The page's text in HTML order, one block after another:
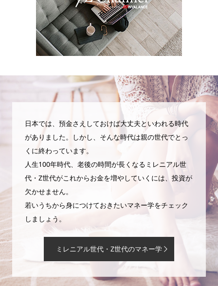
日本では、預金さえしておけば大丈夫といわれる時代
がありました。しかし、そんな時代は親の世代でとっ
くに終わっています。
人生100年時代、老後の時間が長くなるミレニアル世
代・Z世代がこれからお金を増やしていくには、投資が
欠かせません。
若いうちから身につけておきたいマネー学をチェック
しましょう。
ミレニアル世代・Z世代のマネー学